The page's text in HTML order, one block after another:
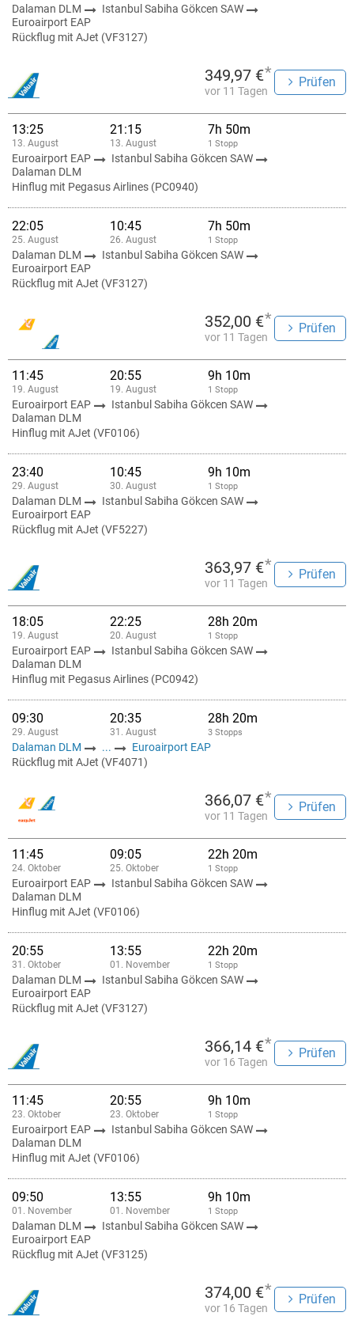
Dalaman DLM
Istanbul Sabiha Gökcen SAW
Euroairport EAP
Rückflug mit AJet (VF3127)
349,97 €*
vor 11 Tagen
Prüfen
13:25
13. August
21:15
13. August
7h 50m
1 Stopp
Euroairport EAP
Istanbul Sabiha Gökcen SAW
Dalaman DLM
Hinflug mit Pegasus Airlines (PC0940)
22:05
25. August
10:45
26. August
7h 50m
1 Stopp
Dalaman DLM
Istanbul Sabiha Gökcen SAW
Euroairport EAP
Rückflug mit AJet (VF3127)
352,00 €*
vor 11 Tagen
Prüfen
11:45
19. August
20:55
19. August
9h 10m
1 Stopp
Euroairport EAP
Istanbul Sabiha Gökcen SAW
Dalaman DLM
Hinflug mit AJet (VF0106)
23:40
29. August
10:45
30. August
9h 10m
1 Stopp
Dalaman DLM
Istanbul Sabiha Gökcen SAW
Euroairport EAP
Rückflug mit AJet (VF5227)
363,97 €*
vor 11 Tagen
Prüfen
18:05
19. August
22:25
20. August
28h 20m
1 Stopp
Euroairport EAP
Istanbul Sabiha Gökcen SAW
Dalaman DLM
Hinflug mit Pegasus Airlines (PC0942)
09:30
29. August
20:35
31. August
28h 20m
3 Stopps
Dalaman DLM ...
Euroairport EAP
Rückflug mit AJet (VF4071)
366,07 €*
vor 11 Tagen
Prüfen
11:45
24. Oktober
09:05
25. Oktober
22h 20m
1 Stopp
Euroairport EAP
Istanbul Sabiha Gökcen SAW
Dalaman DLM
Hinflug mit AJet (VF0106)
20:55
31. Oktober
13:55
01. November
22h 20m
1 Stopp
Dalaman DLM
Istanbul Sabiha Gökcen SAW
Euroairport EAP
Rückflug mit AJet (VF3127)
366,14 €*
vor 16 Tagen
Prüfen
11:45
23. Oktober
20:55
23. Oktober
9h 10m
1 Stopp
Euroairport EAP
Istanbul Sabiha Gökcen SAW
Dalaman DLM
Hinflug mit AJet (VF0106)
09:50
01. November
13:55
01. November
9h 10m
1 Stopp
Dalaman DLM
Istanbul Sabiha Gökcen SAW
Euroairport EAP
Rückflug mit AJet (VF3125)
374,00 €*
vor 16 Tagen
Prüfen